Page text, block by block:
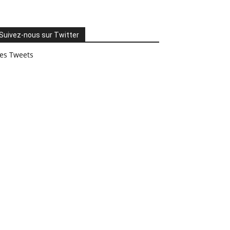
nous sur Twitter
Tweets